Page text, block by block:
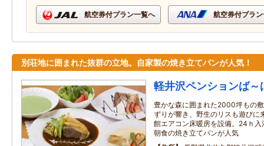
航空券付プラン一覧へ 航空券付プラ
別荘地に囲まれた抜群の立地。自家製の焼き立てパンが人気！
軽井沢ペンションば～
豊かな森に囲まれた2000坪もの
ずりが響き、野生のリスも遊びに
館エアコン床暖房を設備。24ｈ
朝食の焼き立てパンが人気